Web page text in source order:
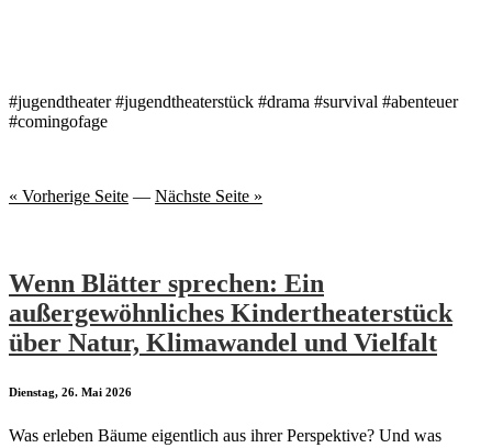
#jugendtheater #jugendtheaterstück #drama #survival #abenteuer
#comingofage
« Vorherige Seite — Nächste Seite »
Wenn Blätter sprechen: Ein
außergewöhnliches Kindertheaterstück
über Natur, Klimawandel und Vielfalt
Dienstag, 26. Mai 2026
Was erleben Bäume eigentlich aus ihrer Perspektive? Und was